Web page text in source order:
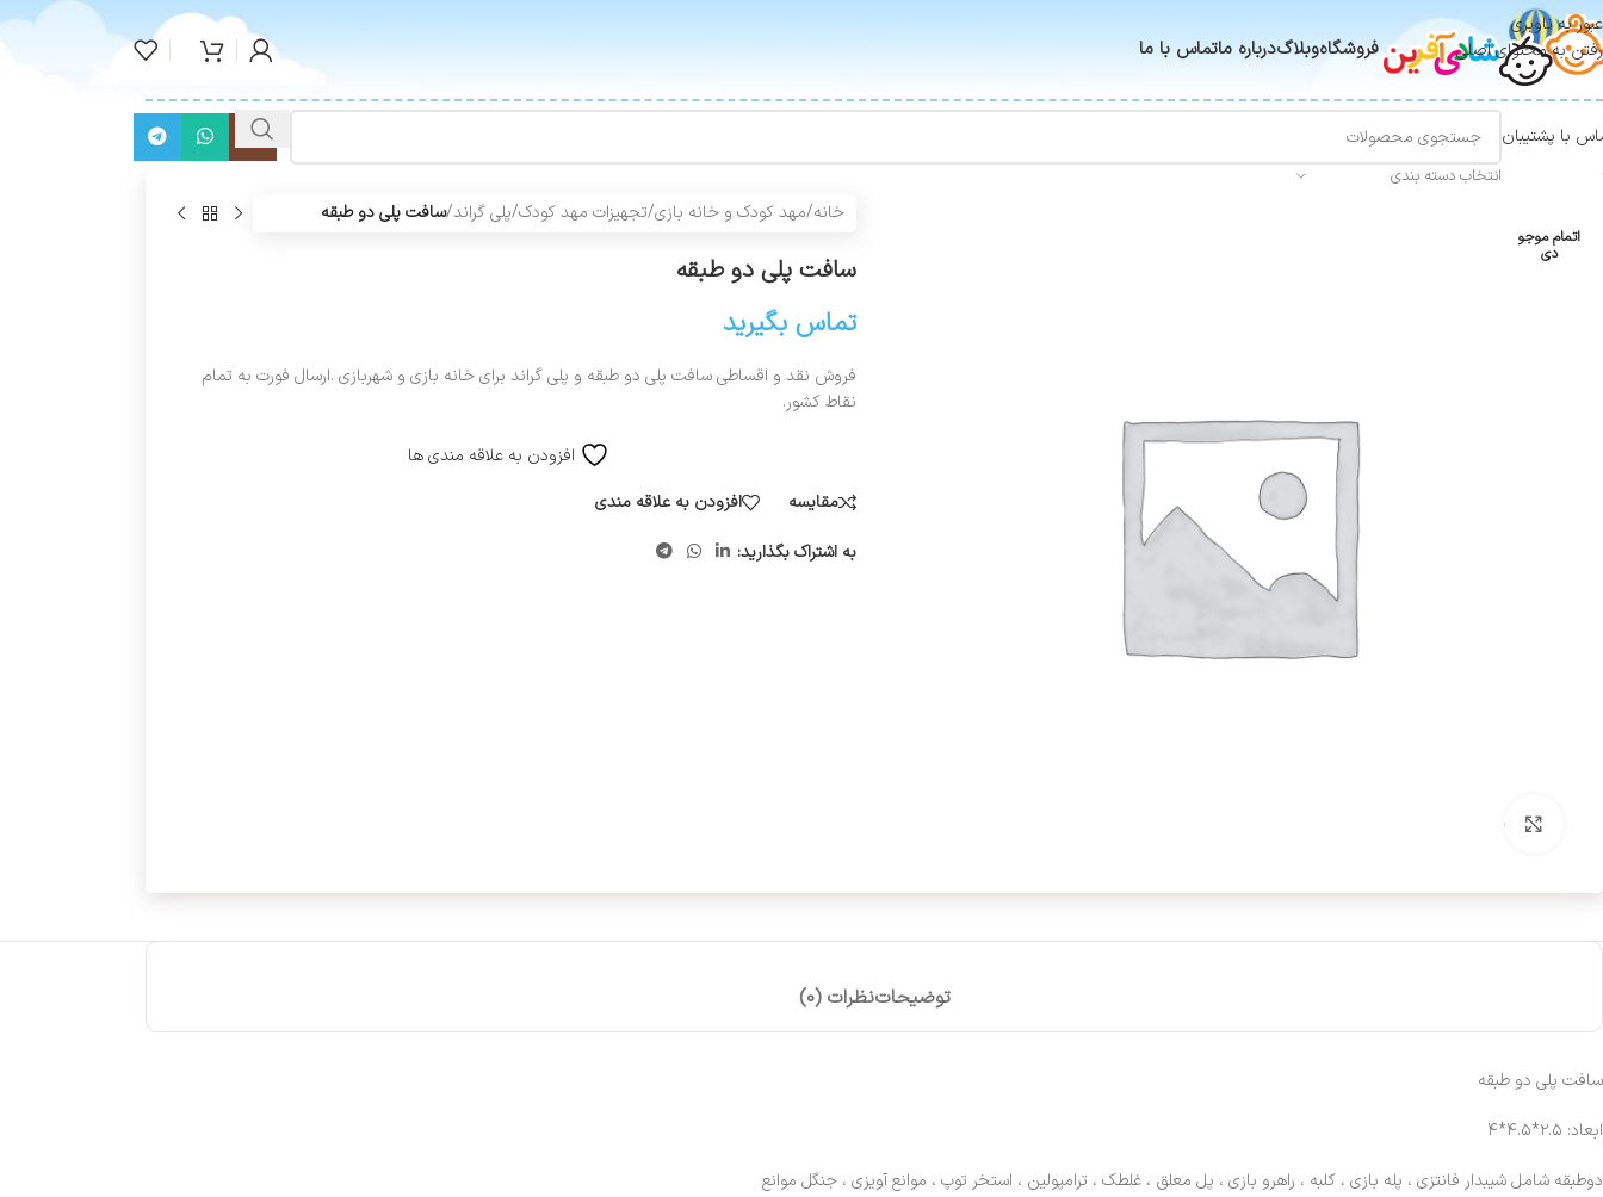
عبور به ناوبری
رفتن به محتوای اصلی
فروشگاهوبلاگدرباره ماتماس با ما
با پشتیبان
انتخاب دسته بندی
اتمام موجو
دی
خانه/مهد کودک و خانه بازی/تجهیزات مهد کودک/پلی گراند/سافت پلی دو طبقه
سافت پلی دو طبقه
تماس بگیرید
فروش نقد و اقساطی سافت پلی دو طبقه و پلی گراند برای خانه بازی و شهربازی .ارسال فورت به تمام
نقاط کشور.
افزودن به علاقه مندی ها
مقایسه
افزودن به علاقه مندی
به اشتراک بگذارید:
توضیحاتنظرات (0)
سافت پلی دو طبقه
ابعاد: ۲.۵*۴.۵*۴
دوطبقه شامل شیبدار فانتزی ، پله بازی ، کلبه ، راهرو بازی ، پل معلق ، غلطک ، ترامپولین ، استخر توپ ، موانع آویزی ، جنگل موانع